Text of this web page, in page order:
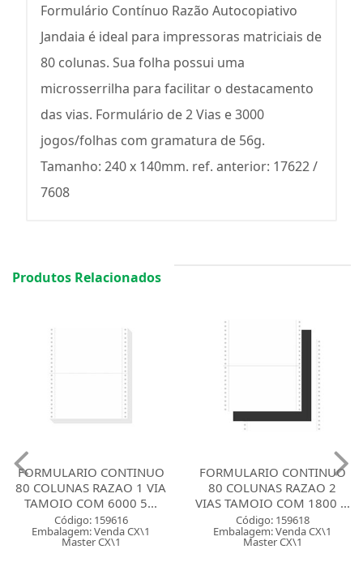
Formulário Contínuo Razão Autocopiativo
Jandaia é ideal para impressoras matriciais de
80 colunas. Sua folha possui uma
microsserrilha para facilitar o destacamento
das vias. Formulário de 2 Vias e 3000
jogos/folhas com gramatura de 56g.
Tamanho: 240 x 140mm. ref. anterior: 17622 /
7608
Produtos Relacionados
FORMULARIO CONTINUO
80 COLUNAS RAZAO 1 VIA
TAMOIO COM 6000 5...
Código: 159616
Embalagem: Venda CX\1
Master CX\1
FORMULARIO CONTINUO
80 COLUNAS RAZAO 2
VIAS TAMOIO COM 1800 ...
Código: 159618
Embalagem: Venda CX\1
Master CX\1